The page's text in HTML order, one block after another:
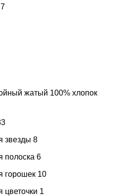
7
жатый 100% хлопок
звезды 8
полоска 6
горошек 10
цветочки 1